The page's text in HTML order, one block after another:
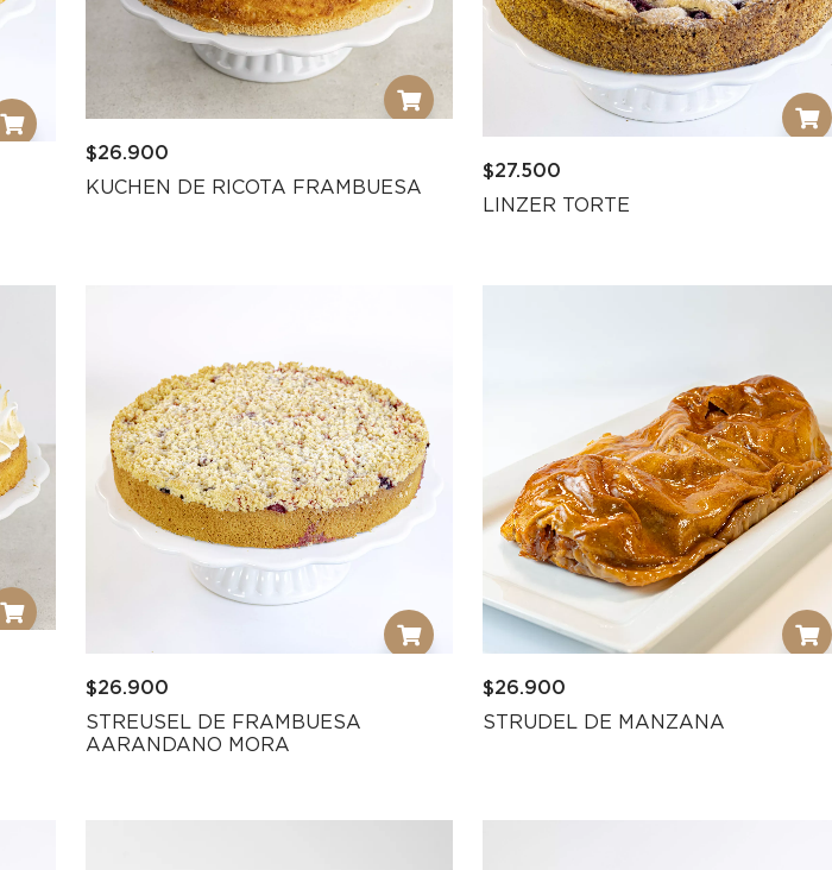
$26.900
KUCHEN DE RICOTA FRAMBUESA
$27.500
LINZER TORTE
$26.900
STREUSEL DE FRAMBUESA
AARANDANO MORA
$26.900
STRUDEL DE MANZANA